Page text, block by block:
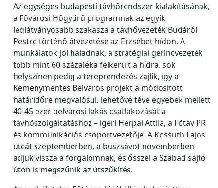
Az egységes budapesti távhőrendszer kialakításának,
a Fővárosi Hőgyűrű programnak az egyik
leglátványosabb szakasza a távhővezeték Budáról
Pestre történő átvezetése az Erzsébet hídon. A
munkálatok jól haladnak, a stratégiai gerincvezeték
több mint 60 százaléka felkerült a hídra, sok
helyszínen pedig a tereprendezés zajlik, így a
Kéménymentes Belváros projekt a módosított
határidőre megvalósul, lehetővé téve egyebek mellett
40-45 ezer belvárosi lakás csatlakozását a
távhőszolgáltatáshoz – ígéri Herpai Attila, a Főtáv PR
és kommunikációs csoportvezetője. A Kossuth Lajos
utcát szeptemberben, a buszsávot novemberben
adjuk vissza a forgalomnak, és ősszel a Szabad sajtó
úton is megszűnik az útszűkítés.